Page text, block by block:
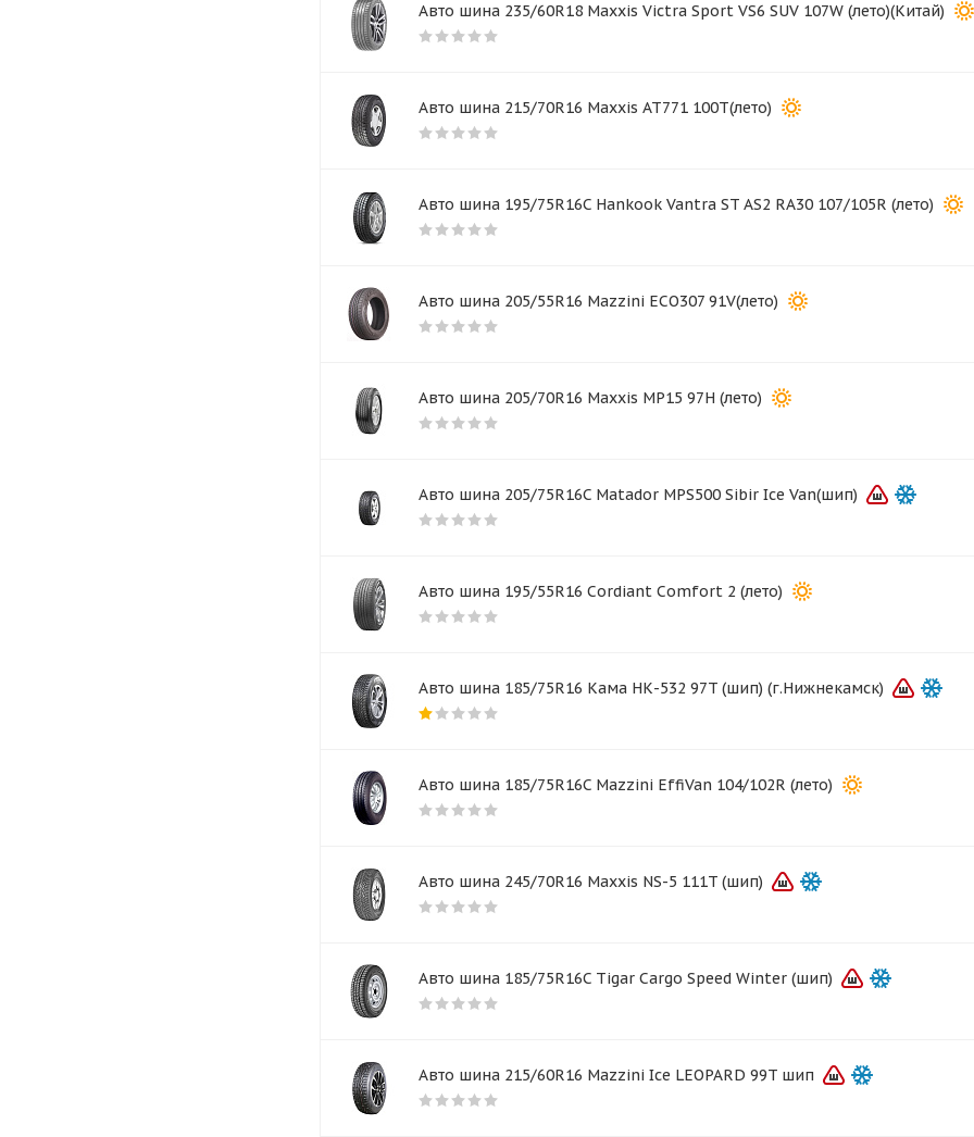
Авто шина 235/60R18 Maxxis Victra Sport VS6 SUV 107W (лето)(Китай)
Авто шина 215/70R16 Maxxis AT771 100T(лето)
Авто шина 195/75R16C Hankook Vantra ST AS2 RA30 107/105R (лето)
Авто шина 205/55R16 Mazzini ECO307 91V(лето)
Авто шина 205/70R16 Maxxis MP15 97H (лето)
Авто шина 205/75R16C Matador MPS500 Sibir Ice Van(шип)
Авто шина 195/55R16 Cordiant Comfort 2 (лето)
Авто шина 185/75R16 Кама НК-532 97T (шип) (г.Нижнекамск)
Авто шина 185/75R16C Mazzini EffiVan 104/102R (лето)
Авто шина 245/70R16 Maxxis NS-5 111T (шип)
Авто шина 185/75R16C Tigar Cargo Speed Winter (шип)
Авто шина 215/60R16 Mazzini Ice LEOPARD 99T шип